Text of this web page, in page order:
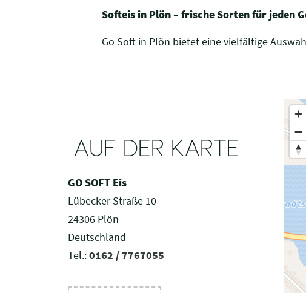
Softeis in Plön – frische Sorten für jeden
Go Soft in Plön bietet eine vielfältige
AUF DER KARTE
GO SOFT Eis
Lübecker Straße 10
24306 Plön
Deutschland
Tel.:0162 / 7767055